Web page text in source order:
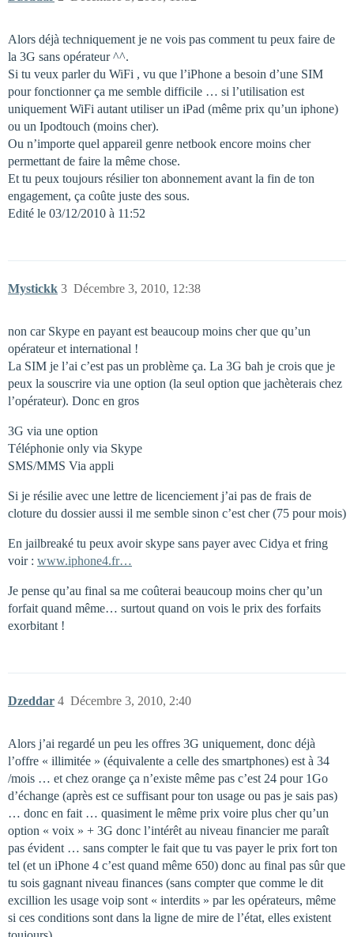
Alors déjà techniquement je ne vois pas comment tu peux faire de
la 3G sans opérateur ^^.
Si tu veux parler du WiFi , vu que l’iPhone a besoin d’une SIM
pour fonctionner ça me semble difficile … si l’utilisation est
uniquement WiFi autant utiliser un iPad (même prix qu’un iphone)
ou un Ipodtouch (moins cher).
Ou n’importe quel appareil genre netbook encore moins cher
permettant de faire la même chose.
Et tu peux toujours résilier ton abonnement avant la fin de ton
engagement, ça coûte juste des sous.
Edité le 03/12/2010 à 11:52
Mystickk Décembre 3, 2010, 12:38
3
non car Skype en payant est beaucoup moins cher que qu’un
opérateur et international !
La SIM je l’ai c’est pas un problème ça. La 3G bah je crois que je
peux la souscrire via une option (la seul option que jachèterais chez
l’opérateur). Donc en gros
3G via une option
Téléphonie only via Skype
SMS/MMS Via appli
Si je résilie avec une lettre de licenciement j’ai pas de frais de
cloture du dossier aussi il me semble sinon c’est cher (75 pour mois)
En jailbreaké tu peux avoir skype sans payer avec Cidya et fring
voir : www.iphone4.fr…
Je pense qu’au final sa me coûterai beaucoup moins cher qu’un
forfait quand même… surtout quand on vois le prix des forfaits
exorbitant !
Dzeddar Décembre 3, 2010, 2:40
4
Alors j’ai regardé un peu les offres 3G uniquement, donc déjà
l’offre « illimitée » (équivalente a celle des smartphones) est à 34
/mois … et chez orange ça n’existe même pas c’est 24 pour 1Go
d’échange (après est ce suffisant pour ton usage ou pas je sais pas)
… donc en fait … quasiment le même prix voire plus cher qu’un
option « voix » + 3G donc l’intérêt au niveau financier me paraît
pas évident … sans compter le fait que tu vas payer le prix fort ton
tel (et un iPhone 4 c’est quand même 650) donc au final pas sûr que
tu sois gagnant niveau finances (sans compter que comme le dit
excillion les usage voip sont « interdits » par les opérateurs, même
si ces conditions sont dans la ligne de mire de l’état, elles existent